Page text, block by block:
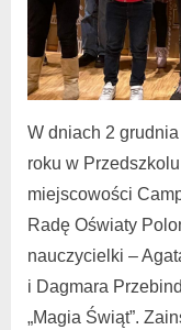
W dniach 2
roku w
miejscowości
Radę Oświaty
nauczycielki –
i Dagmara
„Magia Świąt”.